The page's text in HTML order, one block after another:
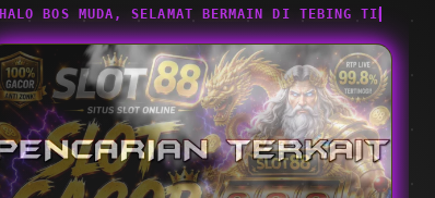
HALO BOS MUDA, SELAMAT BERMAIN DI TEBING